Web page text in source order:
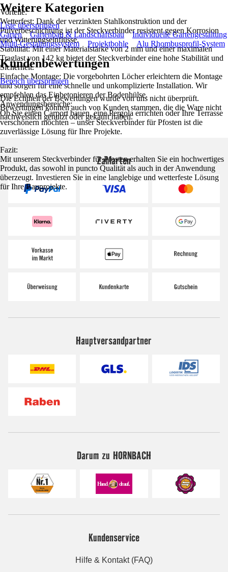
Vorteile:
Wetterfest: Dank der verzinkten Stahlkonstruktion und der
Pulverbeschichtung ist der Steckverbinder resistent gegen Korrosion
und Witterungseinflüsse.
Stabilität: Mit einer Materialstärke von 2 mm und einer maximalen
Traglast von 142 kg bietet der Steckverbinder eine hohe Stabilität und
Sicherheit.
Einfache Montage: Die vorgebohrten Löcher erleichtern die Montage
und sorgen für eine schnelle und unkomplizierte Installation. Wir
empfehlen das Einbetonieren der Bodenhülse.
Anwendungsbereiche:
Ob Sie einen Carport bauen, eine Pergola errichten oder Ihre Terrasse
verschönern möchten – unser Steckverbinder für Pfosten ist die
zuverlässige Lösung für Ihre Projekte.
Fazit:
Mit unserem Steckverbinder für Pfosten erhalten Sie ein hochwertiges
Produkt, das sowohl in puncto Qualität als auch in der Anwendung
überzeugt. Investieren Sie in eine langlebige und wetterfeste Lösung
für Ihre Bauprojekte.
Weitere Kategorien
Liste überspringen
Garten
Gartenbau & Landschaftsbau
Individuelle Gartengestaltung
Multi-Gestaltungssystem
Projektbohle Alu Rhombusprofil-System
Kundenbewertungen
Bereich überspringen
Die Echtheit der Bewertungen wurde von uns nicht überprüft.
Bewertungen können auch von Kunden stammen, die die Ware nicht
nachweislich genutzt oder gekauft haben.
Zahlarten
Hauptversandpartner
Darum zu HORNBACH
Kundenservice
Hilfe & Kontakt (FAQ)